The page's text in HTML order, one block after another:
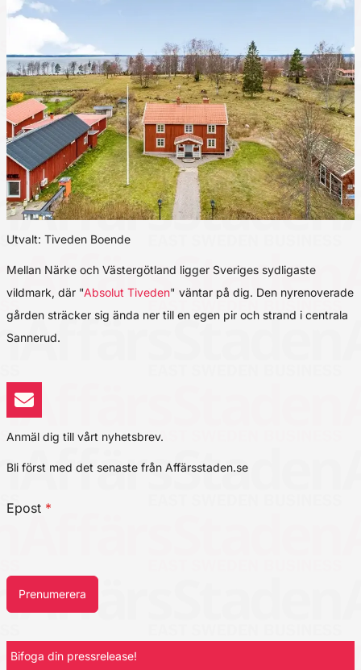
Utvalt: Tiveden Boende
Mellan Närke och Västergötland ligger Sveriges sydligaste
vildmark, där "Absolut Tiveden" väntar på dig. Den nyrenoverade
gården sträcker sig ända ner till en egen pir och strand i centrala
Sannerud.
Anmäl dig till vårt nyhetsbrev.
Bli först med det senaste från Affärsstaden.se
Epost *
Prenumerera
Bifoga din pressrelease!